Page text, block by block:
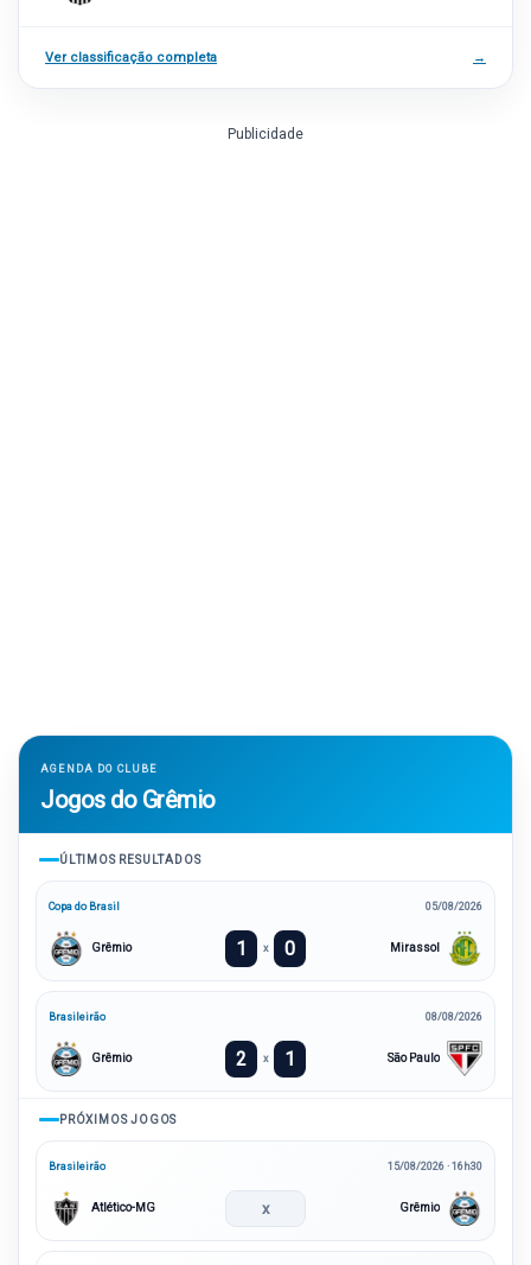
Ver classificação completa →
Publicidade
AGENDA DO CLUBE
Jogos do Grêmio
ÚLTIMOS RESULTADOS
Copa do Brasil 05/08/2026
Grêmio 1 x 0 Mirassol
Brasileirão 08/08/2026
Grêmio 2 x 1 São Paulo
PRÓXIMOS JOGOS
Brasileirão 15/08/2026 · 16h30
Atlético-MG x Grêmio